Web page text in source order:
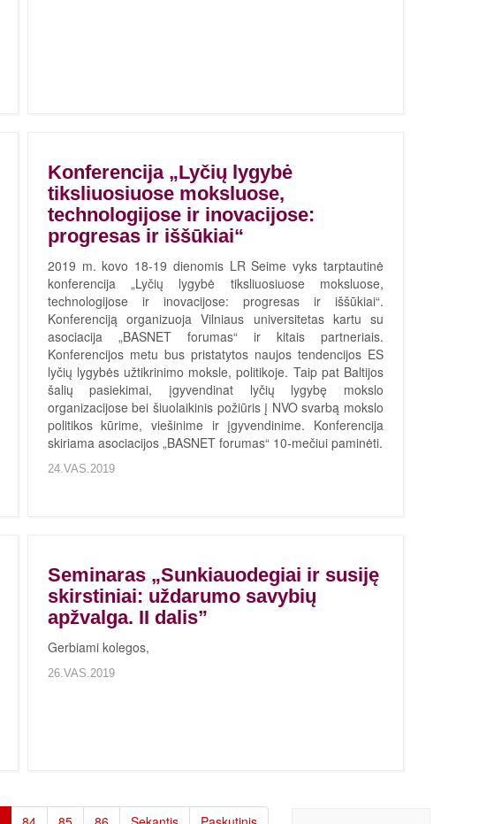
Konferencija „Lyčių lygybė
tiksliuosiuose moksluose,
technologijose ir inovacijose:
progresas ir iššūkiai“
2019 m. kovo 18-19 dienomis LR Seime vyks tarptautinė
konferencija „Lyčių lygybė tiksliuosiuose moksluose,
technologijose ir inovacijose: progresas ir iššūkiai“.
Konferenciją organizuoja Vilniaus universitetas kartu su
asociacija „BASNET forumas“ ir kitais partneriais.
Konferencijos metu bus pristatytos naujos tendencijos ES
lyčių lygybės užtikrinimo moksle, politikoje. Taip pat Baltijos
šalių pasiekimai, įgyvendinat lyčių lygybę mokslo
organizacijose bei šiuolaikinis požiūris į NVO svarbą mokslo
politikos kūrime, viešinime ir įgyvendinime. Konferencija
skiriama asociacijos „BASNET forumas“ 10-mečiui paminėti.
24.VAS.2019
Seminaras „Sunkiauodegiai ir susiję
skirstiniai: uždarumo savybių
apžvalga. II dalis”
Gerbiami kolegos,
26.VAS.2019